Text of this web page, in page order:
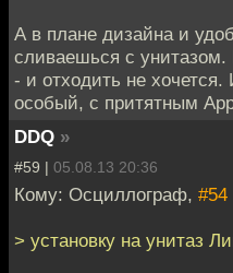
А в плане дизайна и
сливаешься с
- и отходить не
особый, с притятным
DDQ »
#59 | 05.08.13 20:36
Кому: Осциллограф, #54
> установку на унитаз